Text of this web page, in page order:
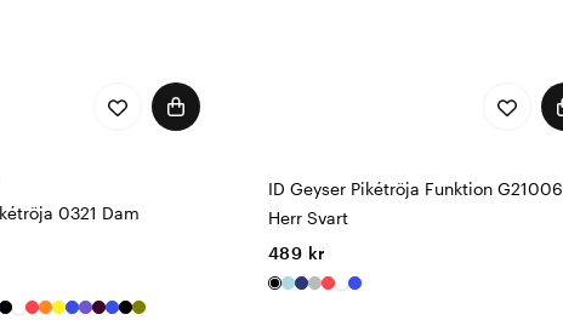
0321 Dam
ID Geyser Pikétröja Funktion G21006
Herr Svart
489 kr